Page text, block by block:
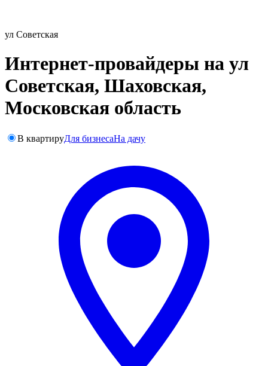
ул Советская
Интернет-провайдеры на ул
Советская, Шаховская,
Московская область
В квартируДля бизнесаНа дачу